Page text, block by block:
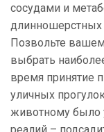
сосудами и
длинношерстных
Позвольте
выбрать
время принятие
уличных
животному было
реалий –